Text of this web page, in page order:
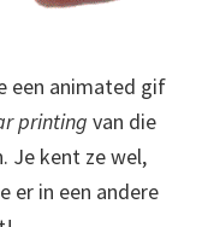
een animated gif
printing van die
Je kent ze wel,
er in een andere